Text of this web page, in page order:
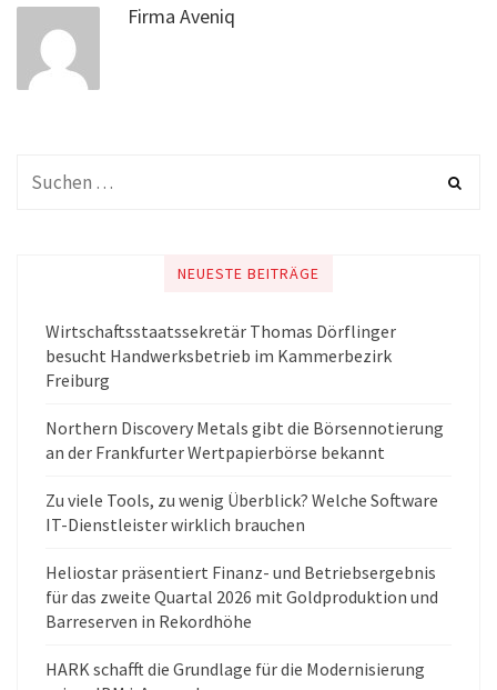
Firma Aveniq
NEUESTE BEITRÄGE
Wirtschaftsstaatssekretär Thomas Dörflinger
besucht Handwerksbetrieb im Kammerbezirk
Freiburg
Northern Discovery Metals gibt die Börsennotierung
an der Frankfurter Wertpapierbörse bekannt
Zu viele Tools, zu wenig Überblick? Welche Software
IT-Dienstleister wirklich brauchen
Heliostar präsentiert Finanz- und Betriebsergebnis
für das zweite Quartal 2026 mit Goldproduktion und
Barreserven in Rekordhöhe
HARK schafft die Grundlage für die Modernisierung